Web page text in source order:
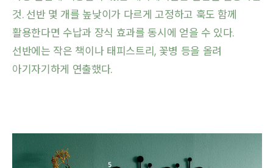
것. 선반 몇 개를 높낮이가 다르게 고정하고 훅도 함께
활용한다면 수납과 장식 효과를 동시에 얻을 수 있다.
선반에는 작은 책이나 태피스트리, 꽃병 등을 올려
아기자기하게 연출했다.